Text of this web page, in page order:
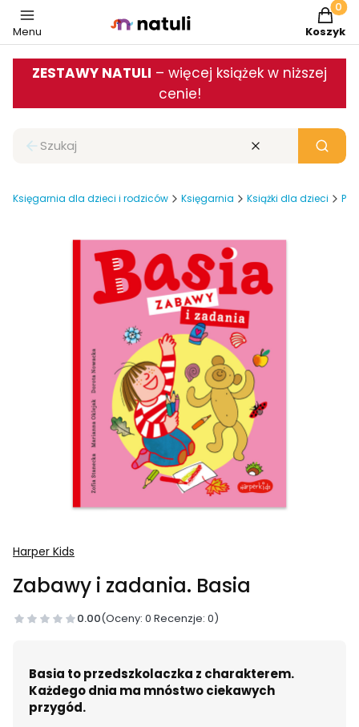
Menu Koszyk
ZESTAWY NATULI – więcej książek w niższej
cenie!
Zamknij wyszukiwarkę Wyczyść Szukaj
Księgarnia dla dzieci i rodziców Księgarnia Książki dla dzieci
Harper Kids
Zabawy i zadania. Basia
0.00(Oceny: 0 Recenzje: 0)
Basia to przedszkolaczka z charakterem.
Każdego dnia ma mnóstwo ciekawych
przygód.